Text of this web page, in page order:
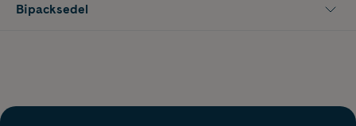
Bipacksedel